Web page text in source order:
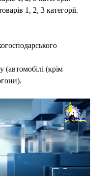
1, 2, 3 категорії.
(автомобілі (крім